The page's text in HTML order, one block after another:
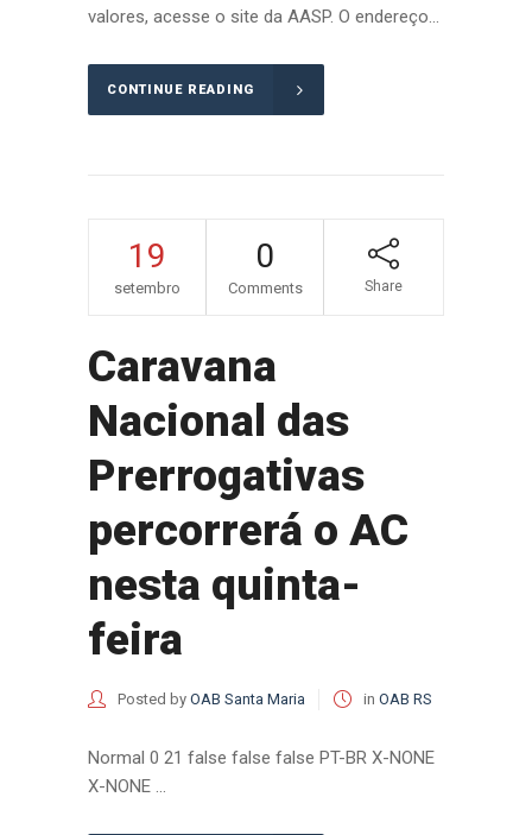
valores, acesse o site da AASP. O endereço...
CONTINUE READING
19
setembro
0
Comments Share
Caravana
Nacional das
Prerrogativas
percorrerá o AC
nesta quinta-
feira
Posted by OAB Santa Maria in OAB RS
Normal 0 21 false false false PT-BR X-NONE
X-NONE ...